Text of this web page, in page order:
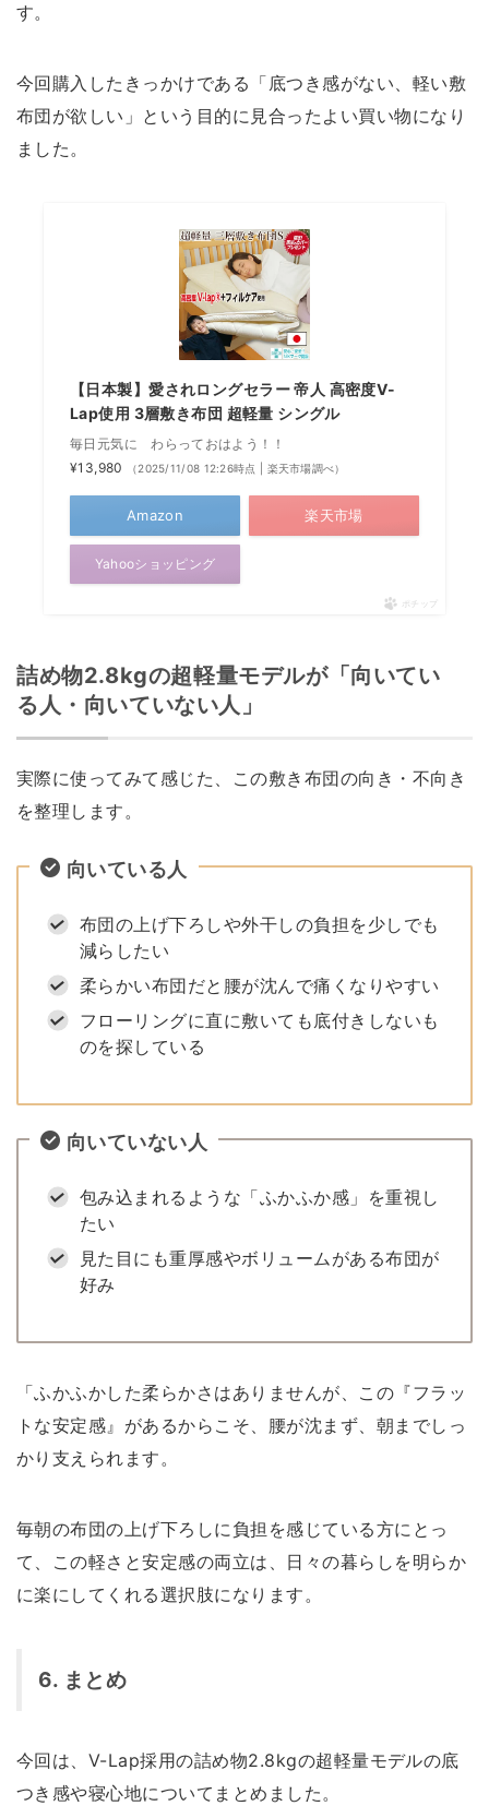
す。
今回購入したきっかけである「底つき感がない、軽い敷
布団が欲しい」という目的に見合ったよい買い物になり
ました。
【日本製】愛されロングセラー 帝人 高密度V-
Lap使用 3層敷き布団 超軽量 シングル
毎日元気に わらっておはよう！！
¥13,980
（2025/11/08 12:26時点 | 楽天市場調べ）
Amazon 楽天市場
Yahooショッピング
ポチップ
詰め物2.8kgの超軽量モデルが「向いてい
る人・向いていない人」
実際に使ってみて感じた、この敷き布団の向き・不向き
を整理します。
向いている人
布団の上げ下ろしや外干しの負担を少しでも
減らしたい
柔らかい布団だと腰が沈んで痛くなりやすい
フローリングに直に敷いても底付きしないも
のを探している
向いていない人
包み込まれるような「ふかふか感」を重視し
たい
見た目にも重厚感やボリュームがある布団が
好み
「ふかふかした柔らかさはありませんが、この『フラッ
トな安定感』があるからこそ、腰が沈まず、朝までしっ
かり支えられます。
毎朝の布団の上げ下ろしに負担を感じている方にとっ
て、この軽さと安定感の両立は、日々の暮らしを明らか
に楽にしてくれる選択肢になります。
6. まとめ
今回は、V-Lap採用の詰め物2.8kgの超軽量モデルの底
つき感や寝心地についてまとめました。